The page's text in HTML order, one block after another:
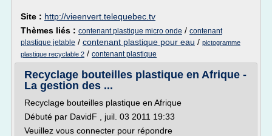
Site : http://vieenvert.telequebec.tv
Thèmes liés : contenant plastique micro onde / contenant
plastique jetable / contenant plastique pour eau / pictogramme
plastique recyclable 2 / contenant plastique
Recyclage bouteilles plastique en Afrique -
La gestion des ...
Recyclage bouteilles plastique en Afrique
Débuté par DavidF , juil. 03 2011 19:33
Veuillez vous connecter pour répondre